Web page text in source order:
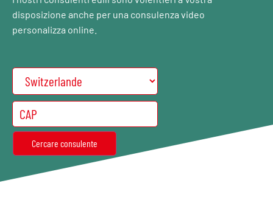
disposizione anche per una consulenza video
personalizza online.